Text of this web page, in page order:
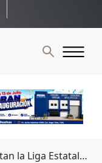
la Liga Estatal